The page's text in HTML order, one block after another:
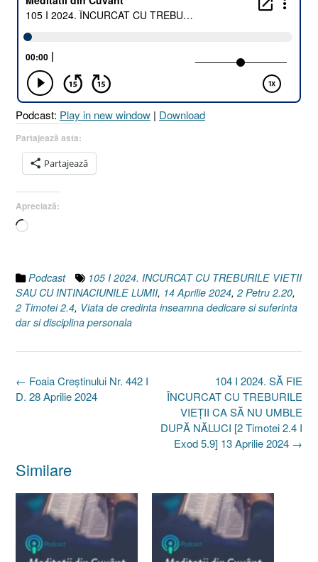
Podcast: Play in new window | Download
Partajează asta:
Partajează
Apreciază:
Încarc...
Podcast
105 I 2024. INCURCAT CU TREBURILE VIETII
SAU CU INTINACIUNILE LUMII, 14 Aprilie 2024, 2 Petru 2.20,
2 Timotei 2.4, Viata de credinta inseamna dedicare si suferinta
dar si disciplina personala
Post
navigation
104 I 2024. SĂ FIE
ÎNCURCAT CU TREBURILE
VIEȚII CA SĂ NU UMBLE
DUPĂ NĂLUCI [2 Timotei 2.4 I
Exod 5.9] 13 Aprilie 2024 →
← Foaia Creştinului Nr. 442 I
D. 28 Aprilie 2024
Similare